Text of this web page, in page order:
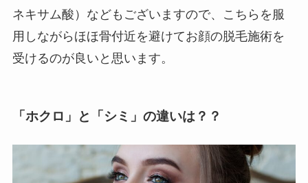
ネキサム酸）などもございますので、こちらを服
用しながらほほ骨付近を避けてお顔の脱毛施術を
受けるのが良いと思います。
「ホクロ」と「シミ」の違いは？？